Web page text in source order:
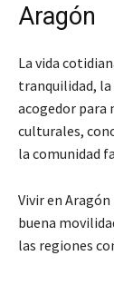
Aragón
La vida
tranquilidad,
acogedor para
culturales,
la comunidad
Vivir en
buena
las regiones